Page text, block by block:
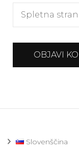
Slovenščina